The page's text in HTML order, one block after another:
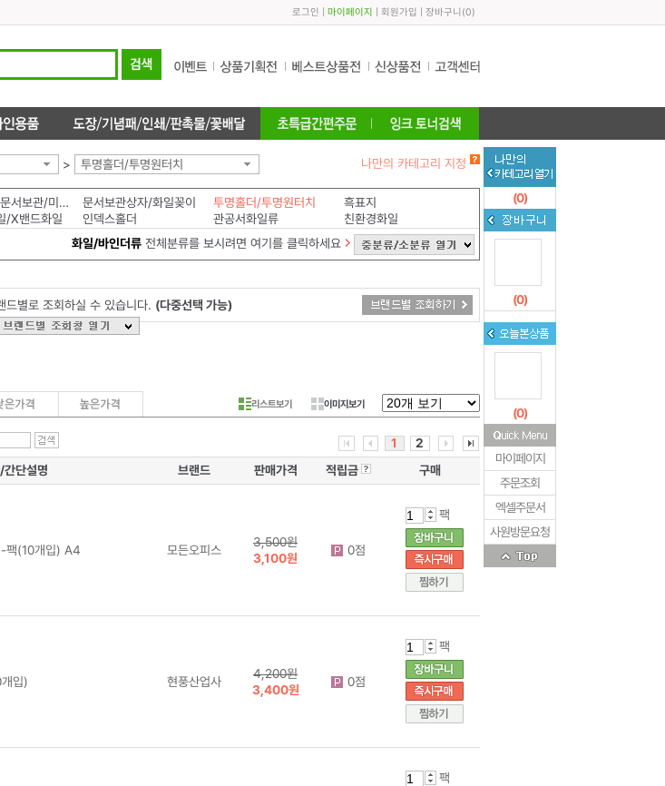
로그인 마이페이지 회원가입 장바구니 (0)
> 투명홀더/투명원터치 나만의 카테고리 지정
칼라정부/문서보관/미색화일 문서보관상자/화일꽂이 투명홀더/투명원터치
흑표지
/X밴드화일 인덱스홀더 관공서화일류
친환경화일
화일/바인더류전체분류를 보시려면 여기를 클릭하세요
드별로 조회하실 수 있습니다. (다중선택 가능)
리스트보기 이미지보기
1
2
단설명 브랜드 판매가격 적립금 구매
팩(10개입) A4
모든오피스
3,500원
3,100원
0점
팩
입)
현풍산업사
4,200원
3,400원
0점
팩
팩
(0)
(0)
(0)
마이페이지
주문조회
엑셀주문서
사원방문요청